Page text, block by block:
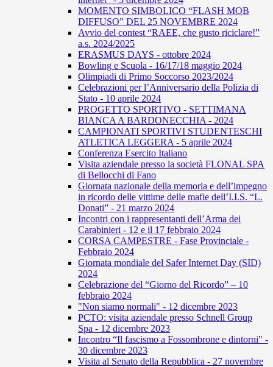
MOMENTO SIMBOLICO “FLASH MOB
DIFFUSO” DEL 25 NOVEMBRE 2024
Avvio del contest “RAEE, che gusto riciclare!”
a.s. 2024/2025
ERASMUS DAYS - ottobre 2024
Bowling e Scuola - 16/17/18 maggio 2024
Olimpiadi di Primo Soccorso 2023/2024
Celebrazioni per l’Anniversario della Polizia di
Stato - 10 aprile 2024
PROGETTO SPORTIVO - SETTIMANA
BIANCA A BARDONECCHIA - 2024
CAMPIONATI SPORTIVI STUDENTESCHI
ATLETICA LEGGERA - 5 aprile 2024
Conferenza Esercito Italiano
Visita aziendale presso la società FLONAL SPA
di Bellocchi di Fano
Giornata nazionale della memoria e dell’impegno
in ricordo delle vittime delle mafie dell’I.I.S. “L.
Donati” - 21 marzo 2024
Incontri con i rappresentanti dell’Arma dei
Carabinieri - 12 e il 17 febbraio 2024
CORSA CAMPESTRE - Fase Provinciale -
Febbraio 2024
Giornata mondiale del Safer Internet Day (SID)
2024
Celebrazione del “Giorno del Ricordo” – 10
febbraio 2024
"Non siamo normali" - 12 dicembre 2023
PCTO: visita aziendale presso Schnell Group
Spa - 12 dicembre 2023
Incontro “Il fascismo a Fossombrone e dintorni" -
30 dicembre 2023
Visita al Senato della Repubblica - 27 novembre